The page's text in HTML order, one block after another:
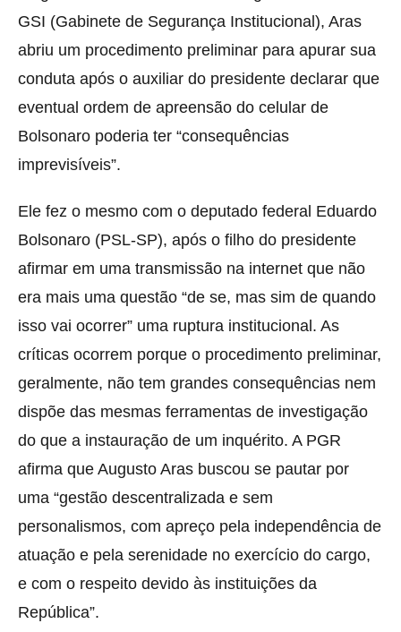
GSI (Gabinete de Segurança Institucional), Aras
abriu um procedimento preliminar para apurar sua
conduta após o auxiliar do presidente declarar que
eventual ordem de apreensão do celular de
Bolsonaro poderia ter “consequências
imprevisíveis”.
Ele fez o mesmo com o deputado federal Eduardo
Bolsonaro (PSL-SP), após o filho do presidente
afirmar em uma transmissão na internet que não
era mais uma questão “de se, mas sim de quando
isso vai ocorrer” uma ruptura institucional. As
críticas ocorrem porque o procedimento preliminar,
geralmente, não tem grandes consequências nem
dispõe das mesmas ferramentas de investigação
do que a instauração de um inquérito. A PGR
afirma que Augusto Aras buscou se pautar por
uma “gestão descentralizada e sem
personalismos, com apreço pela independência de
atuação e pela serenidade no exercício do cargo,
e com o respeito devido às instituições da
República”.